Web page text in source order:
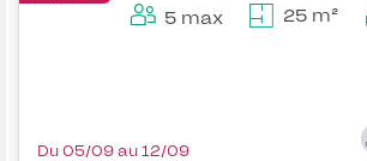
5 max 25 m²
Du 05/09 au 12/09